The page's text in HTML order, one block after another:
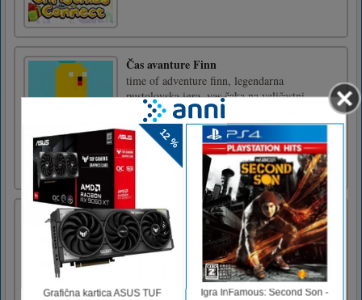
Čas avanture Finn
time of adventure finn, legendarna
pustolovska igra, vas čaka na veličastni
pustolovščini. v snežni deželi morate biti
previdni. vojaki snežnega kralja so povsod.
zberite pozne kristale in pridite do konca igre.
Jacky in psom prijazen finn. Čaka vas 11
zahtevnih poglavij Obstaja [...]
Ridge Racer
Ridge Racer je zelo tekmovalna igra. Morate
voziti svoj avto, premagati druge avtomobile
in zmagati. Toliko čudovitih zemljevidov čaka
na vašo avanturo; Več nagrad za
dogodek.Lahko uporablja orožje za napad na